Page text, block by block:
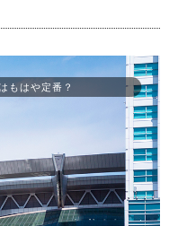
もはや定番？